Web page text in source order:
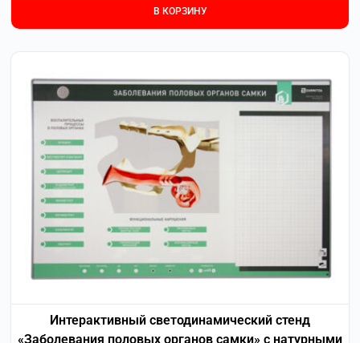
В КОРЗИНУ
Интерактивный светодинамический стенд
«Заболевания половых органов самки» с натурными